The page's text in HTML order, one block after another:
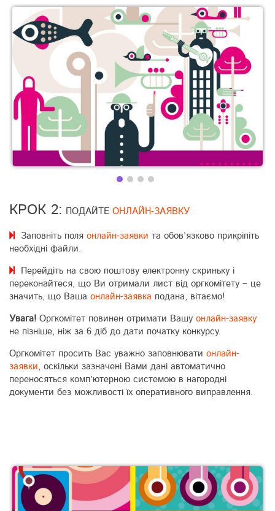
КРОК 2: ПОДАЙТЕ ОНЛАЙН-ЗАЯВКУ
Заповніть поля онлайн-заявки та обов’язково прикріпіть
необхідні файли.
Перейдіть на свою поштову електронну скриньку і
переконайтеся, що Ви отримали лист від оргкомітету – це
значить, що Ваша онлайн-заявка подана, вітаємо!
Увага! Оргкомітет повинен отримати Вашу онлайн-заявку
не пізніше, ніж за 6 діб до дати початку конкурсу.
Оргкомітет просить Вас уважно заповнювати онлайн-
заявки , оскільки зазначені Вами дані автоматично
переносяться комп’ютерною системою в нагородні
документи без можливості їх оперативного виправлення.